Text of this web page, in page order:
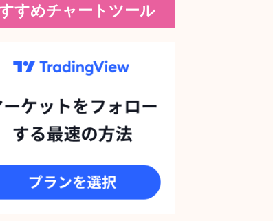
すめチャートツール